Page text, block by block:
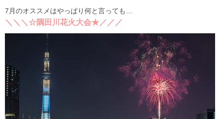
7月のオススメはやっぱり何と言っても…
＼＼＼☆隅田川花火大会★／／／